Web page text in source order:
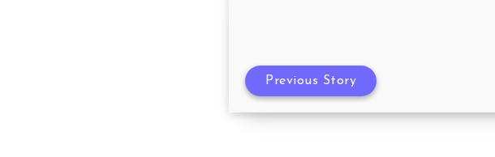
Previous Story